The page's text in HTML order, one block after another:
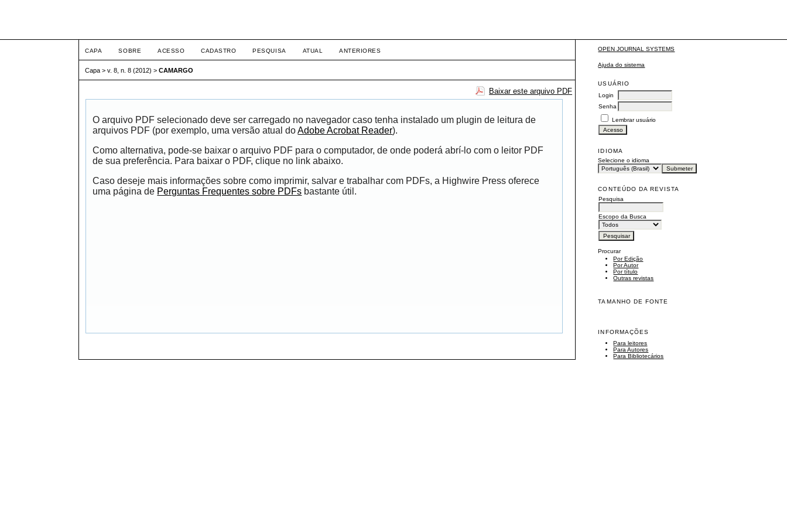
OPEN JOURNAL SYSTEMS
Ajuda do sistema
USUÁRIO
Login
Senha
Lembrar usuário
IDIOMA
Selecione o idioma
CONTEÚDO DA REVISTA
Pesquisa
Escopo da Busca
Procurar
Por Edição
Por Autor
Por título
Outras revistas
TAMANHO DE FONTE
INFORMAÇÕES
Para leitores
Para Autores
Para Bibliotecários
CAPA SOBRE ACESSO CADASTRO PESQUISA ATUAL ANTERIORES
Capa >v. 8, n. 8 (2012) >CAMARGO
Baixar este arquivo PDF
O arquivo PDF selecionado deve ser carregado no navegador caso tenha instalado um plugin de leitura de
arquivos PDF (por exemplo, uma versão atual doAdobe Acrobat Reader).
Como alternativa, pode-se baixar o arquivo PDF para o computador, de onde poderá abrí-lo com o leitor PDF
de sua preferência. Para baixar o PDF, clique no link abaixo.
Caso deseje mais informações sobre como imprimir, salvar e trabalhar com PDFs, a Highwire Press oferece
uma página de Perguntas Frequentes sobre PDFs bastante útil.